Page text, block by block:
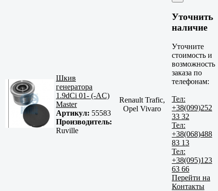
Шкив
генератора
1.9dCi 01- (-AC)
Master
Артикул: 55583
Производитель:
Ruville
Renault Trafic,
Opel Vivaro
Уточнить
наличие
Уточните
стоимость и
возможность
заказа по
телефонам:
Тел:
+38(099)252
33 32
Тел:
+38(068)488
83 13
Тел:
+38(095)123
63 66
Перейти на
Контакты